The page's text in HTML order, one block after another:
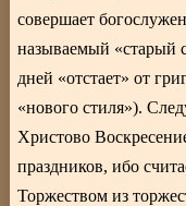
совершает
называемый «старый
дней «отстает» от
«нового стиля»).
Христово
праздников, ибо
Торжеством из